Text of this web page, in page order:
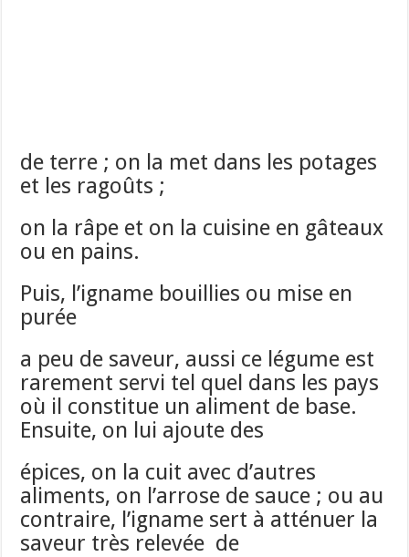
de terre ; on la met dans les potages
et les ragoûts ;
on la râpe et on la cuisine en gâteaux
ou en pains.
Puis, l’igname bouillies ou mise en
purée
a peu de saveur, aussi ce légume est
rarement servi tel quel dans les pays
où il constitue un aliment de base.
Ensuite, on lui ajoute des
épices, on la cuit avec d’autres
aliments, on l’arrose de sauce ; ou au
contraire, l’igname sert à atténuer la
saveur très relevée de